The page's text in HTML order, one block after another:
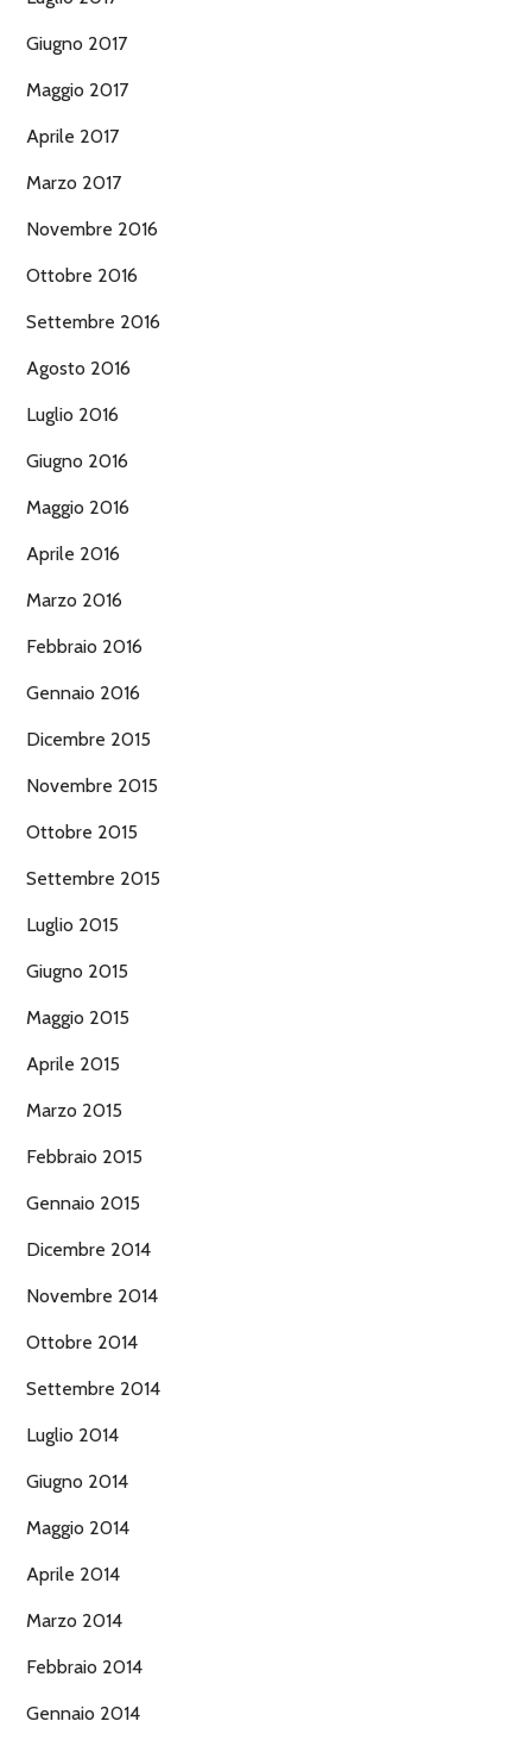
Giugno 2017
Maggio 2017
Aprile 2017
Marzo 2017
Novembre 2016
Ottobre 2016
Settembre 2016
Agosto 2016
Luglio 2016
Giugno 2016
Maggio 2016
Aprile 2016
Marzo 2016
Febbraio 2016
Gennaio 2016
Dicembre 2015
Novembre 2015
Ottobre 2015
Settembre 2015
Luglio 2015
Giugno 2015
Maggio 2015
Aprile 2015
Marzo 2015
Febbraio 2015
Gennaio 2015
Dicembre 2014
Novembre 2014
Ottobre 2014
Settembre 2014
Luglio 2014
Giugno 2014
Maggio 2014
Aprile 2014
Marzo 2014
Febbraio 2014
Gennaio 2014